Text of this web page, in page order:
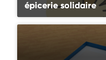
épicerie solidaire